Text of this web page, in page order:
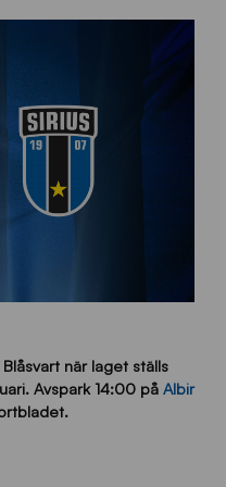
när laget ställs
Avspark 14:00 på Albir